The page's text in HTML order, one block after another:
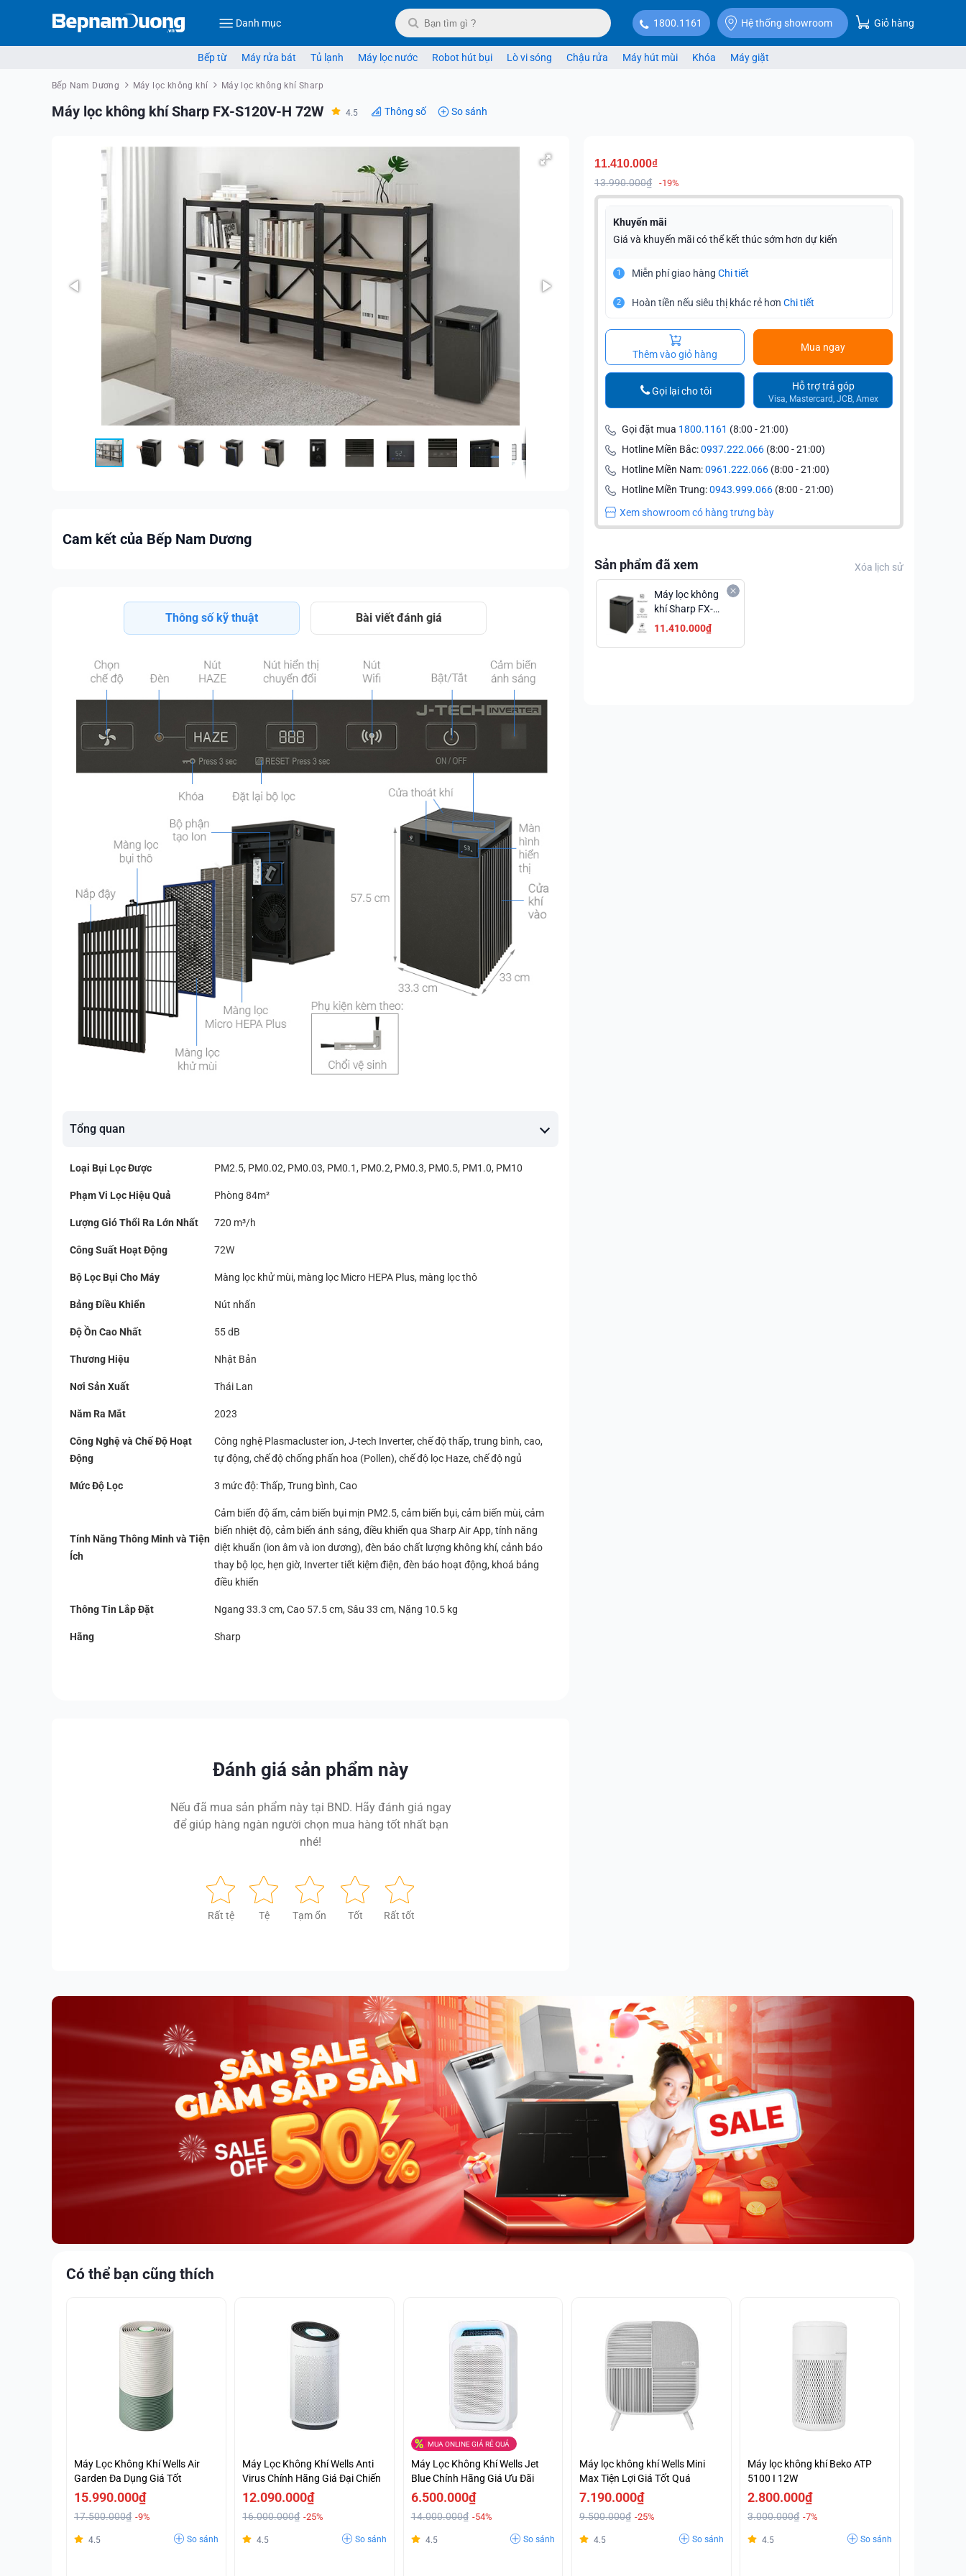
Danh mục 1800.1161 Hệ thống showroom Giỏ hàng
Bếp từ Máy rửa bát Tủ lạnh Máy lọc nước Robot hút bụi Lò vi sóng Chậu rửa Máy hút mùi Khóa Máy giặt
Bếp Nam Dương Máy lọc không khí Máy lọc không khí Sharp
Máy lọc không khí Sharp FX-S120V-H 72W 4.5 Thông số So sánh
Cam kết của Bếp Nam Dương
Thông số kỹ thuật Bài viết đánh giá
Tổng quan
Loại Bụi Lọc Được PM2.5, PM0.02, PM0.03, PM0.1, PM0.2, PM0.3, PM0.5, PM1.0, PM10
Phạm Vi Lọc Hiệu Quả Phòng 84m²
Lượng Gió Thổi Ra Lớn Nhất 720 m³/h
Công Suất Hoạt Động 72W
Bộ Lọc Bụi Cho Máy Màng lọc khử mùi, màng lọc Micro HEPA Plus, màng lọc thô
Bảng Điều Khiển Nút nhấn
Độ Ồn Cao Nhất 55 dB
Thương Hiệu Nhật Bản
Nơi Sản Xuất Thái Lan
Năm Ra Mắt 2023
Công Nghệ và Chế Độ Hoạt
Động
Công nghệ Plasmacluster ion, J-tech Inverter, chế độ thấp, trung bình, cao,
tự động, chế độ chống phấn hoa (Pollen), chế độ lọc Haze, chế độ ngủ
Mức Độ Lọc 3 mức độ: Thấp, Trung bình, Cao
Tính Năng Thông Minh và Tiện
Ích
Cảm biến độ ẩm, cảm biến bụi mịn PM2.5, cảm biến bụi, cảm biến mùi, cảm
biến nhiệt độ, cảm biến ánh sáng, điều khiển qua Sharp Air App, tính năng
diệt khuẩn (ion âm và ion dương), đèn báo chất lượng không khí, cảnh báo
thay bộ lọc, hẹn giờ, Inverter tiết kiệm điện, đèn báo hoạt động, khoá bảng
điều khiển
Thông Tin Lắp Đặt Ngang 33.3 cm, Cao 57.5 cm, Sâu 33 cm, Nặng 10.5 kg
Hãng Sharp
Đánh giá sản phẩm này
Nếu đã mua sản phẩm này tại BND. Hãy đánh giá ngay
để giúp hàng ngàn người chọn mua hàng tốt nhất bạn
nhé!
Rất tệ Tệ Tạm ổn Tốt Rất tốt
11.410.000₫
13.990.000₫ -19%
Khuyến mãi
Giá và khuyến mãi có thể kết thúc sớm hơn dự kiến
1 Miễn phí giao hàng Chi tiết
2 Hoàn tiền nếu siêu thị khác rẻ hơn Chi tiết
Thêm vào giỏ hàng
Mua ngay
Hỗ trợ trả góp
Visa, Mastercard, JCB, Amex
Gọi lại cho tôi
Gọi đặt mua 1800.1161 (8:00 - 21:00)
Hotline Miền Bắc:0937.222.066 (8:00 - 21:00)
Hotline Miền Nam:0961.222.066 (8:00 - 21:00)
Hotline Miền Trung:0943.999.066 (8:00 - 21:00)
Xem showroom có hàng trưng bày
Sản phẩm đã xem Xóa lịch sử
Máy lọc không
khí Sharp FX-
S120V-H 72W
11.410.000₫
Có thể bạn cũng thích
Máy Lọc Không Khí Wells Air
Garden Đa Dụng Giá Tốt
15.990.000₫
17.500.000₫ -9%
4.5 So sánh
Máy Lọc Không Khí Wells Anti
Virus Chính Hãng Giá Đại Chiến
12.090.000₫
16.000.000₫ -25%
4.5 So sánh
MUA ONLINE GIÁ RẺ QUÁ
Máy Lọc Không Khí Wells Jet
Blue Chính Hãng Giá Ưu Đãi
6.500.000₫
14.000.000₫ -54%
4.5 So sánh
Máy lọc không khí Wells Mini
Max Tiện Lợi Giá Tốt Quá
7.190.000₫
9.500.000₫ -25%
4.5 So sánh
Máy lọc không khí Beko ATP
5100 I 12W
2.800.000₫
3.000.000₫ -7%
4.5 So sánh